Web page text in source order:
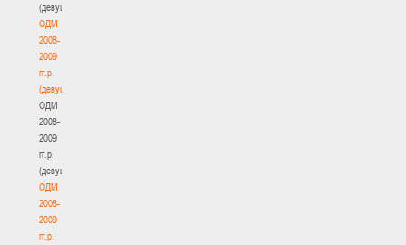
(девушки)
ОДМ
2008-
2009
гг.р.
(девушки)
ОДМ
2008-
2009
гг.р.
(девушки)
ОДМ
2008-
2009
гг.р.